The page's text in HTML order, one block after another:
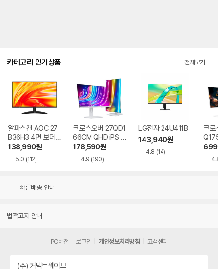
카테고리 인기상품 전체보기
알파스캔 AOC 27
B36H3 4면 보더리
스 IPS 120 시력보
호 무결점
138,990원
5.0 (112)
크로스오버 27QD1
66CM QHD iPS U
SB-C 화이트 Ai 멀
티스탠드
178,590원
4.9 (190)
LG전자 24U411B
143,940원
4.8 (14)
크로
Ai
빠른배송 안내
법적고지 안내
PC버전 로그인 개인정보처리방침 고객센터
(주) 커넥트웨이브